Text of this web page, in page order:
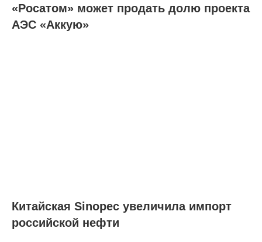
«Росатом» может продать долю проекта
АЭС «Аккую»
Китайская Sinopec увеличила импорт
российской нефти